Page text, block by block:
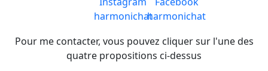
Pour me contacter, vous pouvez cliquer sur l'une des
quatre propositions ci-dessus